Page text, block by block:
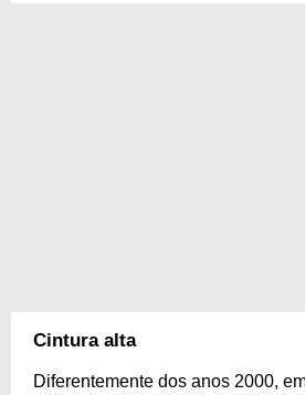
Cintura alta
Diferentemente dos anos 2000,